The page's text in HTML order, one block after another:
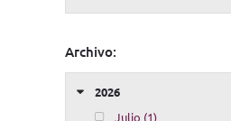
Archivo:
2026
Julio (1)